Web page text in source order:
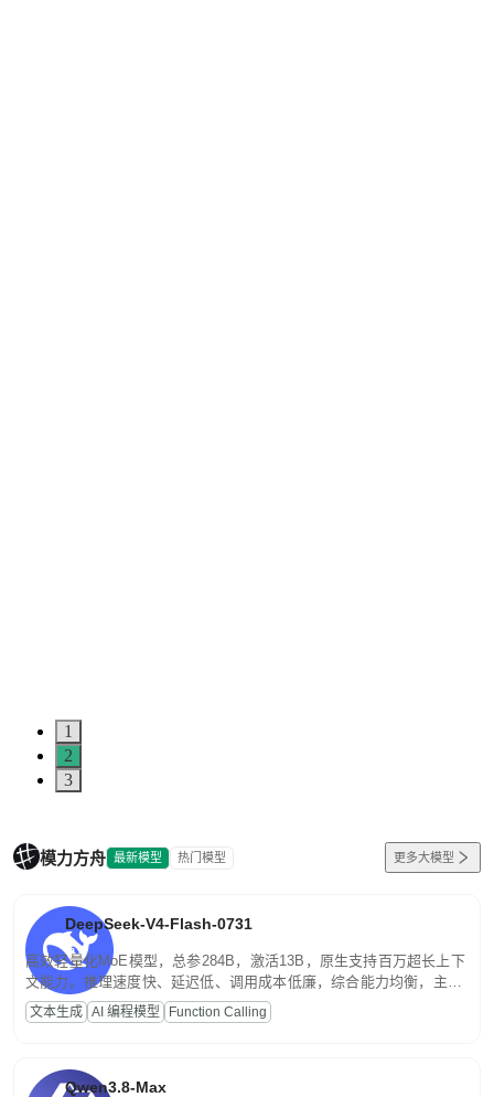
1
2
3
模力方舟 最新模型 热门模型 更多大模型
DeepSeek-V4-Flash-0731
高效轻量化MoE模型，总参284B，激活13B，原生支持百万超长上下
文能力。推理速度快、延迟低、调用成本低廉，综合能力均衡，主打
高并发、轻量化任务，适合日常对话、内容创作、基础 RAG、批量
文案处理等普惠刚需场景。
文本生成 AI 编程模型 Function Calling
Qwen3.8-Max